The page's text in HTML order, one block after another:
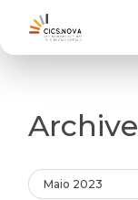
Archive
Maio 2023